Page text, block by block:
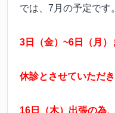
では、7月の予定です。
3日（金）~6日（月）
休診とさせていただき
16日（木）出張の為、